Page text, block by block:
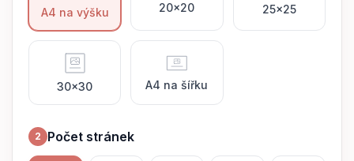
A4 na výšku 20x20 25x25
30x30 A4 na šířku
2 Počet stránek